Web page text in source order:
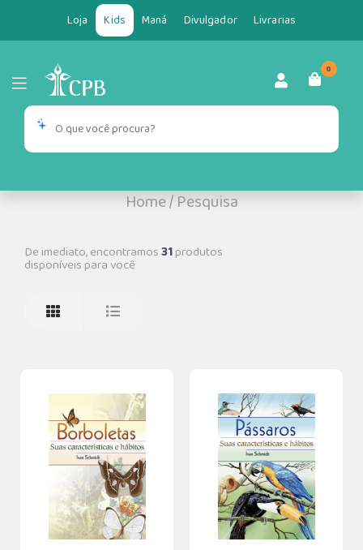
Loja Kids Maná Divulgador Livrarias
0
Home/Pesquisa
De imediato, encontramos31produtos
disponíveis para você